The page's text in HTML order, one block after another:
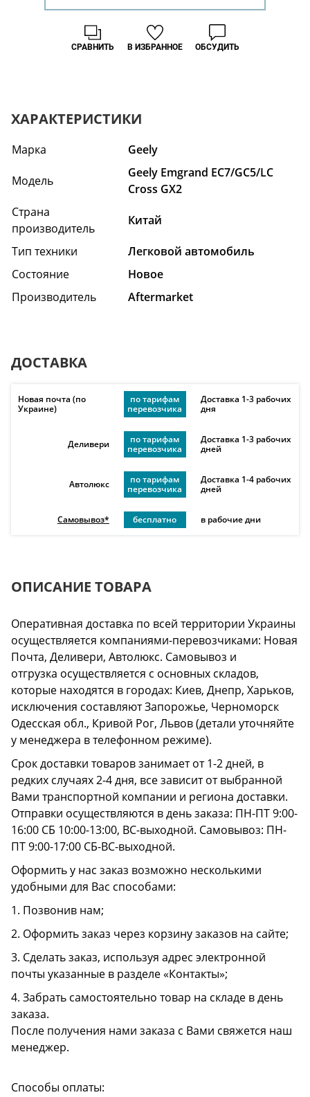
В ИЗБРАННОЕ
СРАВНИТЬ ОБСУДИТЬ
ХАРАКТЕРИСТИКИ
Марка Geely
Модель
Geely Emgrand EC7/GC5/LC
Cross GX2
Страна
производитель
Китай
Тип техники
Легковой автомобиль
Состояние
Hовое
Производитель
Aftermarket
ДОСТАВКА
Новая почта (по
Украине)
по тарифам
перевозчика
Доставка 1-3 рабочих
дня
Деливери
по тарифам
перевозчика
Доставка 1-3 рабочих
дней
Автолюкс
по тарифам
перевозчика
Доставка 1-4 рабочих
дней
Самовывоз* бесплатно в рабочие дни
ОПИСАНИЕ ТОВАРА
Оперативная доставка по всей территории Украины
осуществляется компаниями-перевозчиками: Новая
Почта, Деливери, Автолюкс. Самовывоз и
отгрузка осуществляется с основных складов,
которые находятся в городах: Киев, Днепр, Харьков,
исключения составляют Запорожье, Черноморск
Одесская обл., Кривой Рог, Львов (детали уточняйте
у менеджера в телефонном режиме).
Срок доставки товаров занимает от 1-2 дней, в
редких случаях 2-4 дня, все зависит от выбранной
Вами транспортной компании и региона доставки.
Отправки осуществляются в день заказа: ПН-ПТ 9:00-
16:00 СБ 10:00-13:00, ВС-выходной. Самовывоз: ПН-
ПТ 9:00-17:00 СБ-ВС-выходной.
Оформить у нас заказ возможно несколькими
удобными для Вас способами:
1. Позвонив нам;
2. Оформить заказ через корзину заказов на сайте;
3. Сделать заказ, используя адрес электронной
почты указанные в разделе «Контакты»;
4. Забрать самостоятельно товар на складе в день
заказа.
После получения нами заказа с Вами свяжется наш
менеджер.
Способы оплаты: